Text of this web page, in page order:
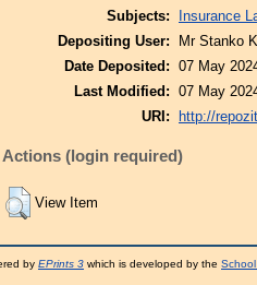
Subjects:
Insurance
Depositing User:
Mr Stanko
Date Deposited: 07 May
Last Modified: 07 May
URI:
http://
Actions (login required)
View Item
by EPrints 3 which is developed by the